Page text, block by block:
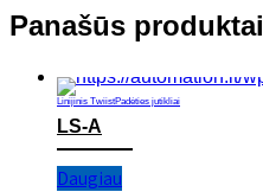
Panašūs produktai
Linijinis TwiistPadėties jutikliai
LS-A
Daugiau